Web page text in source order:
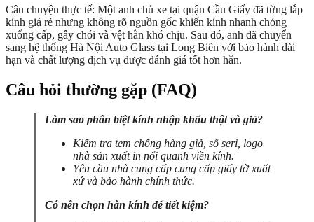
Câu chuyện thực tế: Một anh chủ xe tại quận Cầu Giấy đã từng lắp
kính giá rẻ nhưng không rõ nguồn gốc khiến kính nhanh chóng
xuống cấp, gây chói và vệt hằn khó chịu. Sau đó, anh đã chuyển
sang hệ thống Hà Nội Auto Glass tại Long Biên với bảo hành dài
hạn và chất lượng dịch vụ được đánh giá tốt hơn hẳn.
Câu hỏi thường gặp (FAQ)
Làm sao phân biệt kính nhập khẩu thật và giả?
Kiểm tra tem chống hàng giả, số seri, logo
nhà sản xuất in nổi quanh viền kính.
Yêu cầu nhà cung cấp cung cấp giấy tờ xuất
xứ và bảo hành chính thức.
Có nên chọn hàn kính để tiết kiệm?